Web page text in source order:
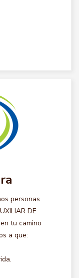
personas
DE
tu camino
a que: